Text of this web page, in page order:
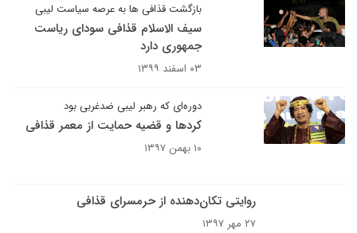
بازگشت قذافی ها به عرصه سیاست لیبی
سیف ‌الاسلام قذافی سودای ریاست
جمهوری دارد
۰۳ اسفند ۱۳۹۹
دوره‌ای که رهبر لیبی ضدغربی بود
کردها و قضیه حمایت از معمر قذافی
۱۰ بهمن ۱۳۹۷
روایتی تکان‌دهنده از حرمسرای قذافی
۲۷ مهر ۱۳۹۷